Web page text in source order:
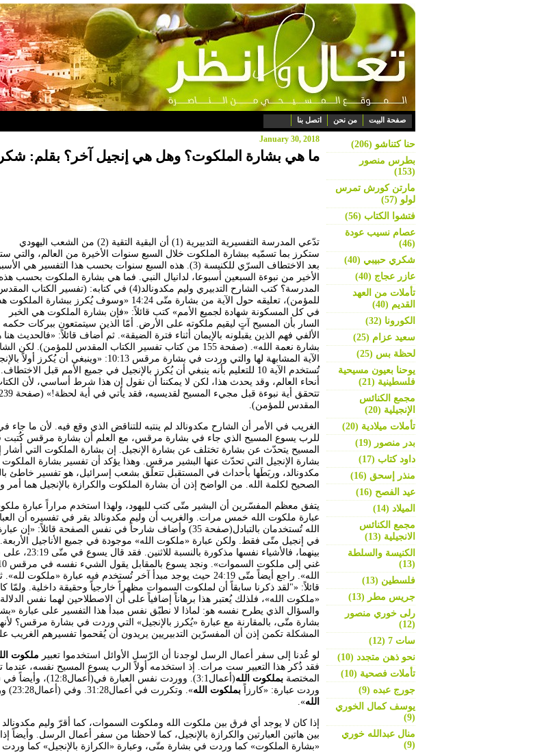
صفحة البيت من نحن اتصل بنا
حنا كتناشو (206)
بطرس منصور
(153)
مارتن كورش تمرس
لولو (57)
فتشوا الكتاب (56)
عصام نسيب عودة
(46)
شكري حبيبي (40)
عازر عجاج (40)
تأملات من العهد
القديم (40)
الكورونا (32)
سعيد عزام (25)
لحظة بس (25)
يوحنا بعيون مسيحية
فلسطينية (21)
مجمع الكنائس
الإنجيلية (20)
تأملات ميلادية (20)
بدر منصور (19)
داود كتاب (17)
منذر إسحق (16)
عيد الفصح (16)
الميلاد (14)
مجمع الكنائس
الانجيلية (13)
الكنيسة والسلطة
(13)
فلسطين (13)
جريس مطر (13)
رلى خوري منصور
(12)
سات 7 (12)
نحو ذهن متجدد (10)
تأملات فصحية (10)
جورج عبده (9)
يوسف كمال الخوري
(9)
منال عبدالله خوري
(9)
January 30, 2018
ما هي بشارة الملكوت؟ وهل هي إنجيل آخر؟ بقلم:
تدّعي المدرسة التفسيرية التدبيرية (1) أن البقية التقية (2) من الشعب اليهودي
ستكرز بما تسمّيه ببشارة الملكوت خلال السبع سنوات الأخيرة من العالم، والتي
بعد الاختطاف السرّي للكنيسة (3). هذه السبع سنوات بحسب هذا التفسير هي
الأخير من نبوءة السبعين أسبوعا، لدانيال النبي. فما هي بشارة الملكوت بحسب هذه
المدرسة؟ كتب الشارح التدبيري وليم مكدونالد(4) في كتابه: (تفسير الكتاب
للمؤمن)، تعليقه حول الآية من بشارة متّى 14:24 «وسوف يُكرز ببشارة
في كل المسكونة شهادة لجميع الأمم» كتب قائلاً: «فإن بشارة الملكوت هي الخبر
السار بأن المسيح آتٍ ليقيم ملكوته على الأرض. أمّا الذين سيتمتعون ببركات حكمه
الألفي فهم الذين يقبلونه بالإيمان أثناء فترة الضيقة». ثم أضاف قائلاً: «فالحديث
بشارة نعمة الله». (صفحة 155 من كتاب تفسير الكتاب المقدس
الآية المشابهة لها والتي وردت في بشارة مرقس
تُستخدم الآية 10 للتعليم بأنه ينبغي أن يُكرز بالإنجيل في جميع الأمم قبل
أنحاء العالم، وقد يحدث هذا، لكن لا يمكننا أن نقول إن هذا شرط أساسي، لأن
المقدس للمؤمن).
الغريب في الأمر أن الشارح مكدونالد لم ينتبه للتناقض الذي وقع فيه. لأن ما
للرب يسوع المسيح الذي جاء في بشارة مرقس، مع العلم أن بشارة مرقس كُتبت
المسيح يتحدّث عن بشارة تختلف عن بشارة الإنجيل. إن بشارة الملكوت التي أشار
بشارة الإنجيل التي تحدّث عنها البشير مرقس. وهذا يؤكد أن تفسير بشارة
مكدونالد، وربَطَها بأحداث في المستقبل تتعلّق بشعب إسرائيل، هو تفسير خاطئ
الصحيح لكلمة الله. من الواضح إذن أن بشارة الملكوت والكرازة بالإنجيل هما أمر
يتفق معظم المفسّرين أن البشير متّى كتب لليهود، ولهذا استخدم مراراً عبارة
عبارة ملكوت الله خمس مرات. والغريب أن وليم مكدونالد يقر في تفسيره أن
الله تُستخدمان بالتبادل(صفحة 35) وأضاف شارحاً في نفس الصفحة
في إنجيل متّى فقط. ولكن عبارة «ملكوت الله» موجودة في جميع الأناجيل
بينهما،
قائلاً: «"لقد ذكرنا سابقاً أن لملكوت السموات مظهراً خارجياً وحقيقة داخلية.
«ملكوت الله»، فلذلك يُعتبر هذا برهاناً إضافياً على أن الاصطلاحين لهما نفس
والسؤال الذي يطرح نفسه هو: لماذا لا نطبّق نفس مبدأ هذا التفسير على عبارة
بشارة متّى، بالمقارنة مع عبارة «يُكرز بالإنجيل» التي وردت في بشارة مرقس؟
المشكلة تكمن إذن أن المفسرّين التدبيريين يريدون أن يُقحموا تفسيرهم الغريب
لو عُدنا إلى سفر أعمال الرسل لوجدنا أن الرّسل الأوائل استخدموا تعبير ملكوت
فقد ذُكر هذا التعبير ست مرات. إذ استخدمه أولاً الرب يسوع المسيح نفسه، عندما
المختصة بملكوت الله
وردت عبارة: «كارزاً بملكوت الله». وتكررت في أعمال31:28. وفي (أعمال23:28) وردت عبارة «شاهداً
الله».
إذا كان لا يوجد أي فرق بين ملكوت الله وملكوت السموات، كما أقرّ وليم
بين هاتين العبارتين والكرازة بالإنجيل، كما لاحظنا من سفر أعمال الرسل. وأيضاً
«بشارة الملكوت» كما وردت في بشارة متّى، وعبارة «الكرازة بالإنجيل» كما